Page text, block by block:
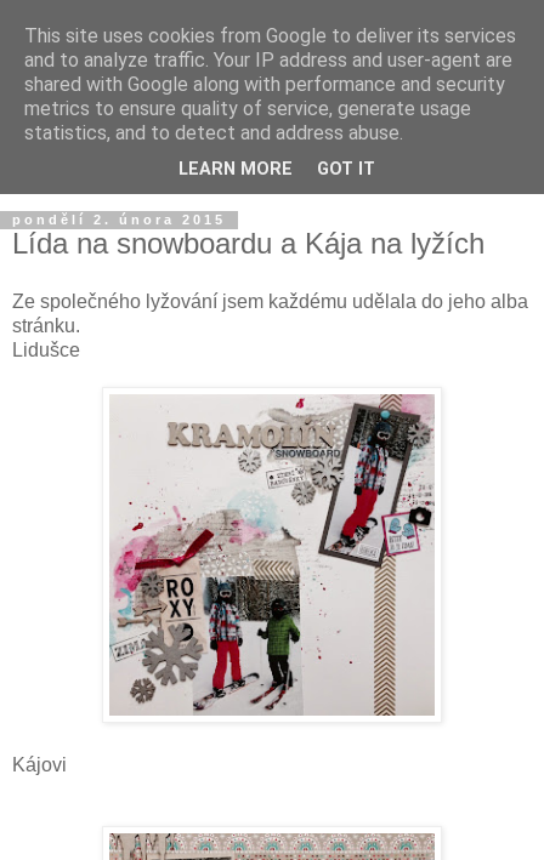
pondělí 2. února 2015
Lída na snowboardu a Kája na lyžích
Ze společného lyžování jsem každému udělala do jeho alba
stránku.
Lidušce
Kájovi
This site uses cookies from Google to deliver its services
and to analyze traffic. Your IP address and user-agent are
shared with Google along with performance and security
metrics to ensure quality of service, generate usage
statistics, and to detect and address abuse.
LEARN MORE GOT IT